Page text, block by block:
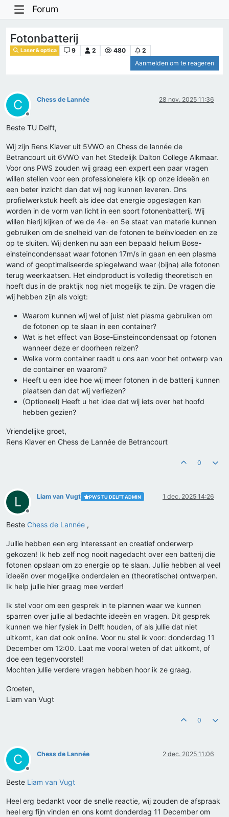
Forum
Fotonbatterij
Laser & optica 9 2 480
2
Aanmelden om te reageren
C
Offline
Chess de Lannée 28 nov. 2025 11:36
Beste TU Delft,
Wij zijn Rens Klaver uit 5VWO en Chess de lannée de
Betrancourt uit 6VWO van het Stedelijk Dalton College Alkmaar.
Voor ons PWS zouden wij graag een expert een paar vragen
willen stellen voor een professionelere kijk op onze ideeën en
een beter inzicht dan dat wij nog kunnen leveren. Ons
profielwerkstuk heeft als idee dat energie opgeslagen kan
worden in de vorm van licht in een soort fotonenbatterij. Wij
willen hierij kijken of we de 4e- en 5e staat van materie kunnen
gebruiken om de snelheid van de fotonen te beïnvloeden en ze
op te sluiten. Wij denken nu aan een bepaald helium Bose-
einsteincondensaat waar fotonen 17m/s in gaan en een plasma
wand of geoptimaliseerde spiegelwand waar (bijna) alle fotonen
terug weerkaatsen. Het eindproduct is volledig theoretisch en
hoeft dus in de praktijk nog niet mogelijk te zijn. De vragen die
wij hebben zijn als volgt:
Waarom kunnen wij wel of juist niet plasma gebruiken om
de fotonen op te slaan in een container?
Wat is het effect van Bose-Einsteincondensaat op fotonen
wanneer deze er doorheen reizen?
Welke vorm container raadt u ons aan voor het ontwerp van
de container en waarom?
Heeft u een idee hoe wij meer fotonen in de batterij kunnen
plaatsen dan dat wij verliezen?
(Optioneel) Heeft u het idee dat wij iets over het hoofd
hebben gezien?
Vriendelijke groet,
Rens Klaver en Chess de Lannée de Betrancourt
0
L
Offline
Liam van Vugt PWS TU DELFT ADMIN 1 dec. 2025 14:26
Beste Chess de Lannée ,
Jullie hebben een erg interessant en creatief onderwerp
gekozen! Ik heb zelf nog nooit nagedacht over een batterij die
fotonen opslaan om zo energie op te slaan. Jullie hebben al veel
ideeën over mogelijke onderdelen en (theoretische) ontwerpen.
Ik help jullie hier graag mee verder!
Ik stel voor om een gesprek in te plannen waar we kunnen
sparren over jullie al bedachte ideeën en vragen. Dit gesprek
kunnen we hier fysiek in Delft houden, of als jullie dat niet
uitkomt, kan dat ook online. Voor nu stel ik voor: donderdag 11
December om 12:00. Laat me vooral weten of dat uitkomt, of
doe een tegenvoorstel!
Mochten jullie verdere vragen hebben hoor ik ze graag.
Groeten,
Liam van Vugt
0
C
Offline
Chess de Lannée 2 dec. 2025 11:06
Beste Liam van Vugt
Heel erg bedankt voor de snelle reactie, wij zouden de afspraak
heel erg fijn vinden en ons komt donderdag 11 December om